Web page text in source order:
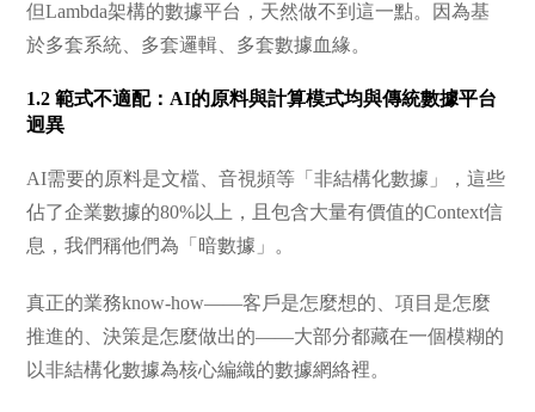
但Lambda架構的數據平台，天然做不到這一點。因為基
於多套系統、多套邏輯、多套數據血緣。
1.2 範式不適配：AI的原料與計算模式均與傳統數據平台
迥異
AI需要的原料是文檔、音視頻等「非結構化數據」，這些
佔了企業數據的80%以上，且包含大量有價值的Context信
息，我們稱他們為「暗數據」。
真正的業務know-how——客戶是怎麼想的、項目是怎麼
推進的、決策是怎麼做出的——大部分都藏在一個模糊的
以非結構化數據為核心編織的數據網絡裡。